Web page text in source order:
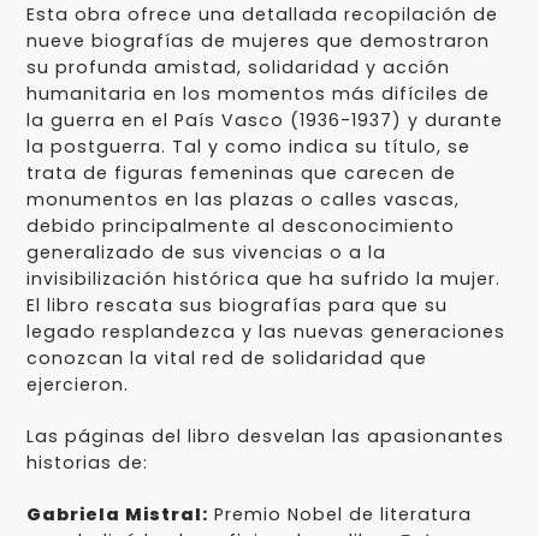
Esta obra ofrece una detallada recopilación de
nueve biografías de mujeres que demostraron
su profunda amistad, solidaridad y acción
humanitaria en los momentos más difíciles de
la guerra en el País Vasco (1936-1937) y durante
la postguerra. Tal y como indica su título, se
trata de figuras femeninas que carecen de
monumentos en las plazas o calles vascas,
debido principalmente al desconocimiento
generalizado de sus vivencias o a la
invisibilización histórica que ha sufrido la mujer.
El libro rescata sus biografías para que su
legado resplandezca y las nuevas generaciones
conozcan la vital red de solidaridad que
ejercieron.
Las páginas del libro desvelan las apasionantes
historias de:
Gabriela Mistral: Premio Nobel de literatura